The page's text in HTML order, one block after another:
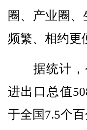
圈、产业圈
频繁、相约更
据统计，
进出口总值
于全国7.5个